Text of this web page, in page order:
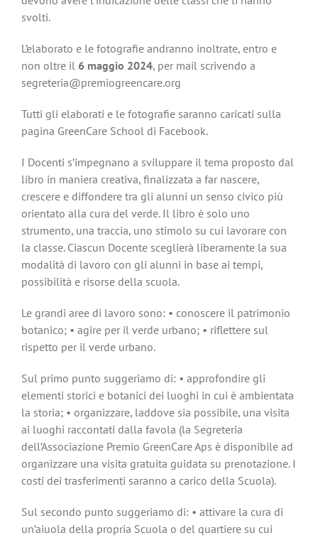
svolti.
L’elaborato e le fotografie andranno inoltrate, entro e
non oltre il 6 maggio 2024, per mail scrivendo a
segreteria@premiogreencare.org
Tutti gli elaborati e le fotografie saranno caricati sulla
pagina GreenCare School di Facebook.
I Docenti s’impegnano a sviluppare il tema proposto dal
libro in maniera creativa, finalizzata a far nascere,
crescere e diffondere tra gli alunni un senso civico più
orientato alla cura del verde. Il libro è solo uno
strumento, una traccia, uno stimolo su cui lavorare con
la classe. Ciascun Docente sceglierà liberamente la sua
modalità di lavoro con gli alunni in base ai tempi,
possibilità e risorse della scuola.
Le grandi aree di lavoro sono: • conoscere il patrimonio
botanico; • agire per il verde urbano; • riflettere sul
rispetto per il verde urbano.
Sul primo punto suggeriamo di: • approfondire gli
elementi storici e botanici dei luoghi in cui è ambientata
la storia; • organizzare, laddove sia possibile, una visita
ai luoghi raccontati dalla favola (la Segreteria
dell’Associazione Premio GreenCare Aps è disponibile ad
organizzare una visita gratuita guidata su prenotazione. I
costi dei trasferimenti saranno a carico della Scuola).
Sul secondo punto suggeriamo di: • attivare la cura di
un’aiuola della propria Scuola o del quartiere su cui